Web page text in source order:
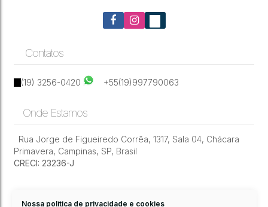
Nossa política de privacidade e cookies
Contatos
(19) 3256-0420 +55(19)997790063
Onde Estamos
Rua Jorge de Figueiredo Corrêa, 1317, Sala 04, Chácara
Primavera, Campinas, SP, Brasil
CRECI: 23236-J